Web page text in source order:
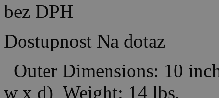
bez DPH
Dostupnost Na dotaz
Outer Dimensions: 10
w x d) Weight: 14 lbs.